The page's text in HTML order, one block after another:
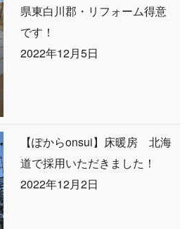
県東白川郡・リフォーム得意
です！
2022年12月5日
【ぽからonsui】床暖房 北海
道で採用いただきました！
2022年12月2日